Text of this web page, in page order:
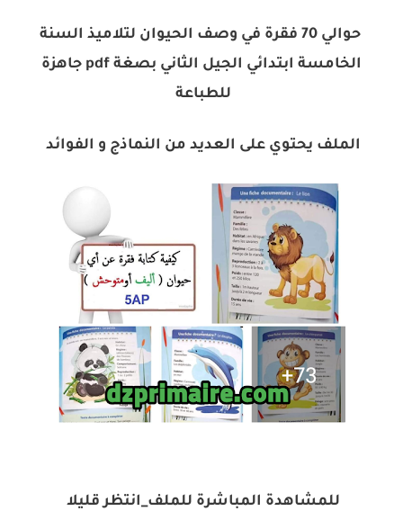
حوالي 70 فقرة في وصف الحيوان لتلاميذ السنة
الخامسة ابتدائي الجيل الثاني بصغة pdf جاهزة
للطباعة
الملف يحتوي على العديد من النماذج و الفوائد
للمشاهدة المباشرة للملف_انتظر قليلا